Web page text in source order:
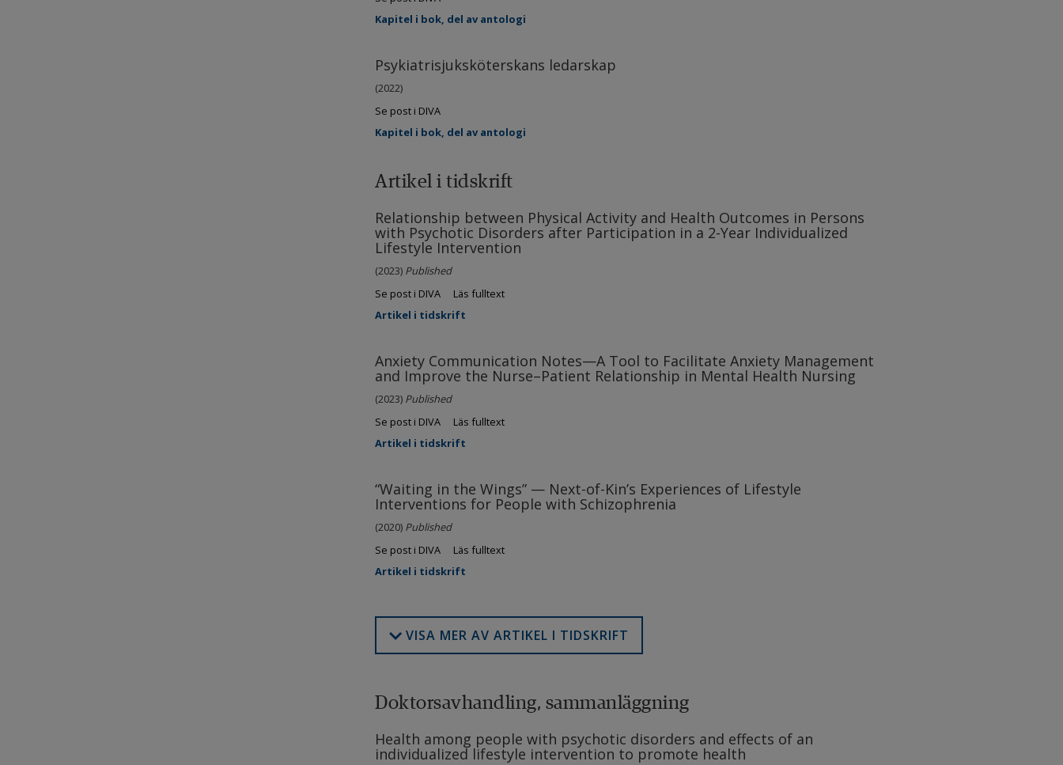
Kapitel i bok, del av antologi
Psykiatrisjuksköterskans ledarskap
(2022)
Se post i DIVA
Kapitel i bok, del av antologi
Artikel i tidskrift
Relationship between Physical Activity and Health Outcomes in Persons
with Psychotic Disorders after Participation in a 2-Year Individualized
Lifestyle Intervention
(2023) Published
Se post i DIVA
Läs fulltext
Artikel i tidskrift
Anxiety Communication Notes—A Tool to Facilitate Anxiety Management
and Improve the Nurse–Patient Relationship in Mental Health Nursing
(2023) Published
Se post i DIVA
Läs fulltext
Artikel i tidskrift
“Waiting in the Wings” — Next-of-Kin’s Experiences of Lifestyle
Interventions for People with Schizophrenia
(2020) Published
Se post i DIVA
Läs fulltext
Artikel i tidskrift
VISA MER AV ARTIKEL I TIDSKRIFT
Doktorsavhandling, sammanläggning
Health among people with psychotic disorders and effects of an
individualized lifestyle intervention to promote health